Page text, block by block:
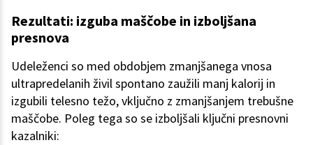
Rezultati: izguba maščobe in izboljšana
presnova
Udeleženci so med obdobjem zmanjšanega vnosa
ultrapredelanih živil spontano zaužili manj kalorij in
izgubili telesno težo, vključno z zmanjšanjem trebušne
maščobe. Poleg tega so se izboljšali ključni presnovni
kazalniki: